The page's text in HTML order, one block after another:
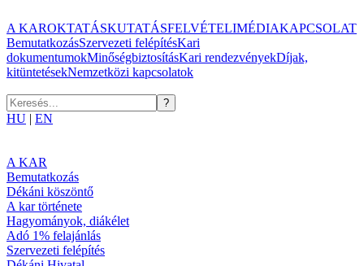
A KAROKTATÁSKUTATÁSFELVÉTELIMÉDIAKAPCSOLAT
BemutatkozásSzervezeti felépítésKari
dokumentumokMinőségbiztosításKari rendezvényekDíjak,
kitüntetésekNemzetközi kapcsolatok
HU | EN
A KAR
Bemutatkozás
Dékáni köszöntő
A kar története
Hagyományok, diákélet
Adó 1% felajánlás
Szervezeti felépítés